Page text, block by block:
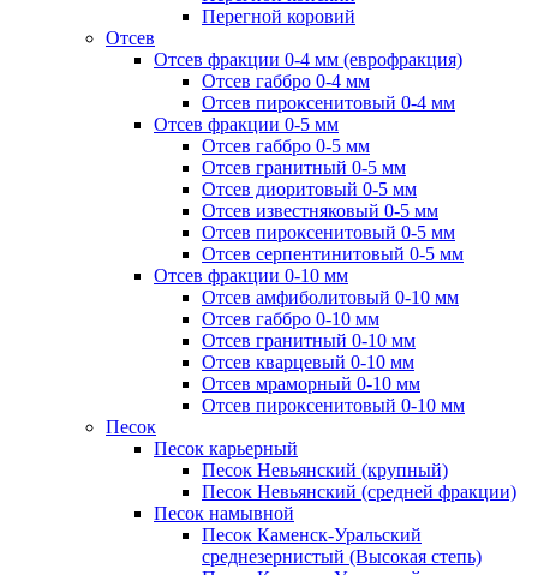
Перегной коровий
Отсев
Отсев фракции 0-4 мм (еврофракция)
Отсев габбро 0-4 мм
Отсев пироксенитовый 0-4 мм
Отсев фракции 0-5 мм
Отсев габбро 0-5 мм
Отсев гранитный 0-5 мм
Отсев диоритовый 0-5 мм
Отсев известняковый 0-5 мм
Отсев пироксенитовый 0-5 мм
Отсев серпентинитовый 0-5 мм
Отсев фракции 0-10 мм
Отсев амфиболитовый 0-10 мм
Отсев габбро 0-10 мм
Отсев гранитный 0-10 мм
Отсев кварцевый 0-10 мм
Отсев мраморный 0-10 мм
Отсев пироксенитовый 0-10 мм
Песок
Песок карьерный
Песок Невьянский (крупный)
Песок Невьянский (средней фракции)
Песок намывной
Песок Каменск-Уральский
среднезернистый (Высокая степь)